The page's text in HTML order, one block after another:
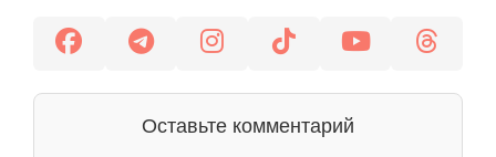
Оставьте комментарий